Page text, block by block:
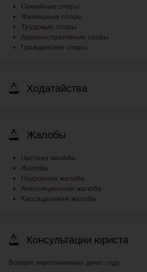
Семейные споры
Жилищные споры
Трудовые споры
Административные споры
Гражданские споры
Ходатайства
Жалобы
Частная жалоба
Жалоба
Надзорная жалоба
Апелляционная жалоба
Кассационная жалоба
Консультации юриста
Возврат переплаченных денег суду